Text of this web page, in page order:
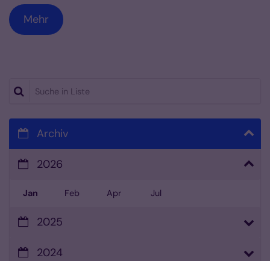
Mehr
Suche in Liste
Archiv
2026
Jan Feb Apr Jul
2025
2024